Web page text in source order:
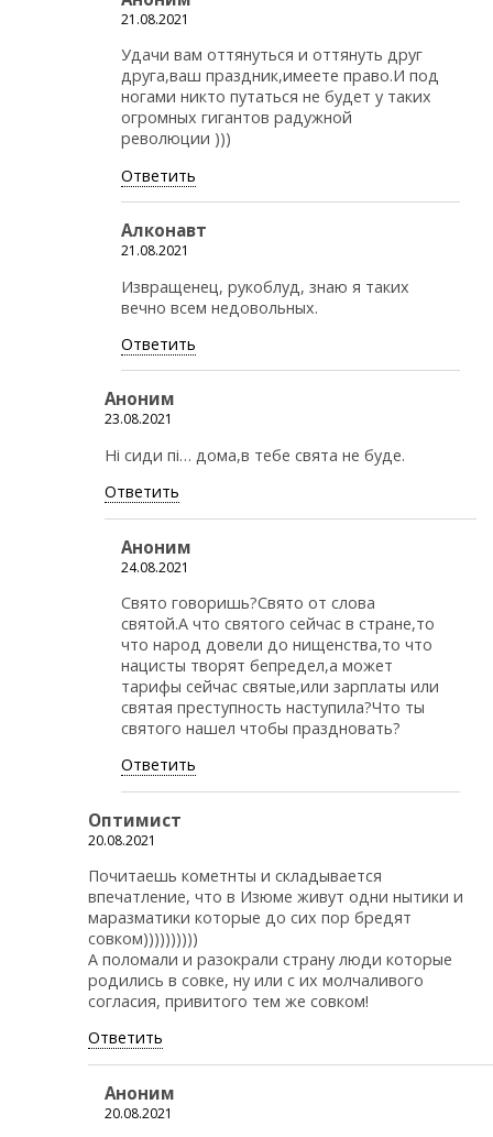
21.08.2021
Удачи вам оттянуться и оттянуть друг
друга,ваш праздник,имеете право.И под
ногами никто путаться не будет у таких
огромных гигантов радужной
революции )))
Ответить
Алконавт
21.08.2021
Извращенец, рукоблуд, знаю я таких
вечно всем недовольных.
Ответить
Аноним
23.08.2021
Ні сиди пі… дома,в тебе свята не буде.
Ответить
Аноним
24.08.2021
Свято говоришь?Свято от слова
святой.А что святого сейчас в стране,то
что народ довели до нищенства,то что
нацисты творят бепредел,а может
тарифы сейчас святые,или зарплаты или
святая преступность наступила?Что ты
святого нашел чтобы праздновать?
Ответить
Оптимист
20.08.2021
Почитаешь кометнты и складывается
впечатление, что в Изюме живут одни нытики и
маразматики которые до сих пор бредят
совком))))))))))
А поломали и разокрали страну люди которые
родились в совке, ну или с их молчаливого
согласия, привитого тем же совком!
Ответить
Аноним
20.08.2021